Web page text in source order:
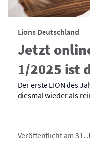
Lions Deutschland
Jetzt
1/2025 ist
Der erste LION des
diesmal wieder als
Veröffentlicht am 31.